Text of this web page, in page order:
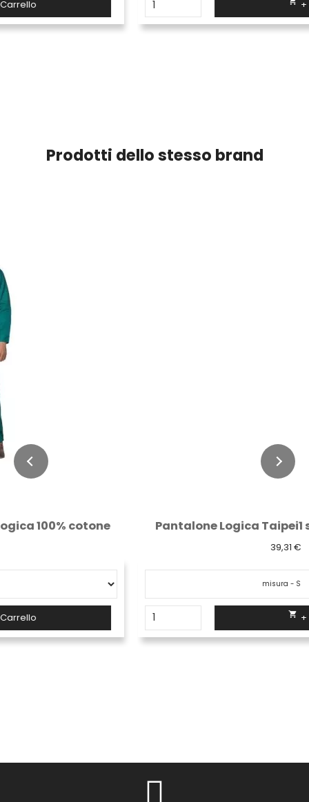
Prodotti dello stesso brand
Pantalone Logica Taipei1 stretch blu oceano